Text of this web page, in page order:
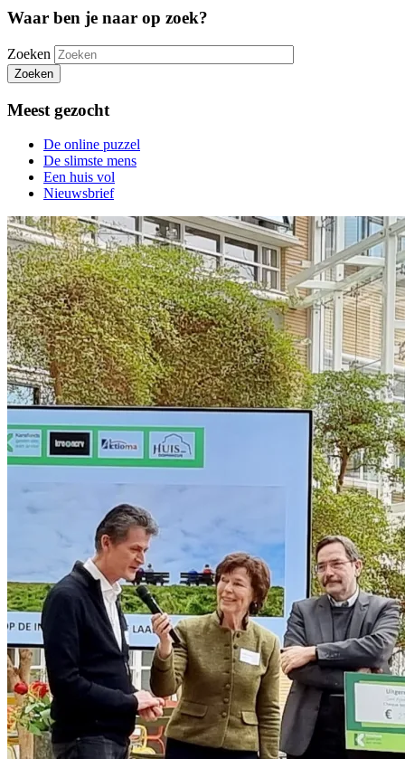
Waar ben je naar op zoek?
Zoeken
Zoeken
Meest gezocht
De online puzzel
De slimste mens
Een huis vol
Nieuwsbrief